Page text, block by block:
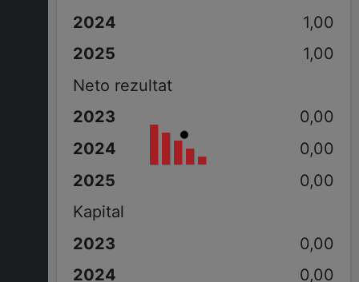
1,00
1,00
Neto rezultat
0,00
0,00
0,00
Kapital
0,00
0,00